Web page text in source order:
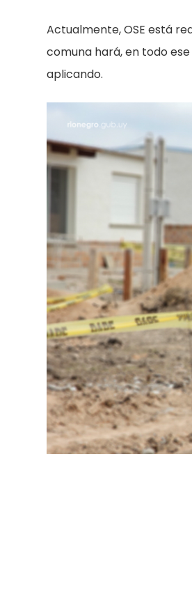
Actualmente, OSE está
comuna hará, en todo
aplicando.